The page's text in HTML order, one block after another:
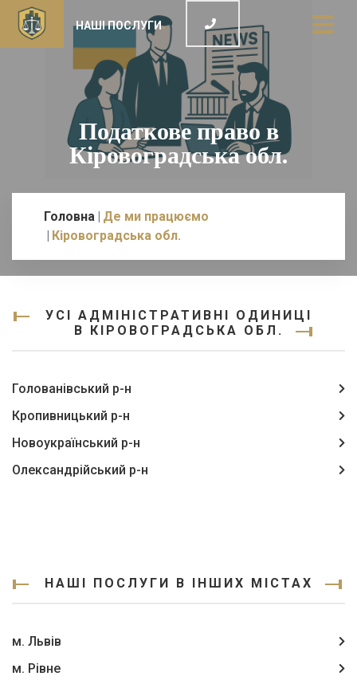
НАШІ ПОСЛУГИ
Податкове право в
Кіровоградська обл.
Головна Де ми працюємо
Кіровоградська обл.
УСІ АДМІНІСТРАТИВНІ ОДИНИЦІ
В КІРОВОГРАДСЬКА ОБЛ.
Голованівський р-н
Кропивницький р-н
Новоукраїнський р-н
Олександрійський р-н
НАШІ ПОСЛУГИ В ІНШИХ МІСТАХ
м. Львів
м. Рівне